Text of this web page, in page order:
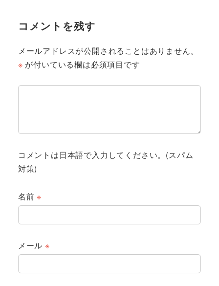
コメントを残す
メールアドレスが公開されることはありません。
※ が付いている欄は必須項目です
コメントは日本語で入力してください。(スパム
対策)
名前※
メール ※